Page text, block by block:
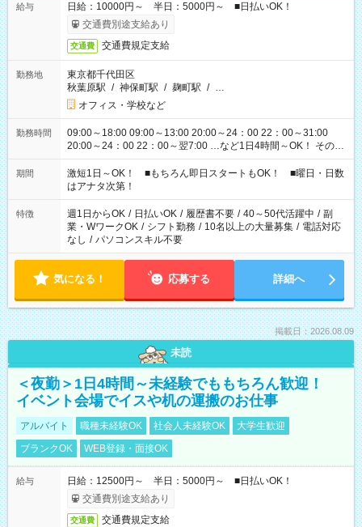
給与
日給：10000円～ 半日：5000円～ ■日払いOK！
交通費別途支給あり
交通費 交通費規定支給
勤務地
東京都千代田区
秋葉原駅 / 神保町駅 / 麹町駅 / …
オフィス・学校など
勤務時間
09:00～18:00 09:00～13:00 20:00～24：00 22：00～31:00
20:00～24：00 22：00～翌7:00 …など1日4時間～OK！ その他
シフトもございます！ お気軽にご相談ください！
期間
激短1日～OK！ ■もちろん即日スタートもOK！ ■曜日・日数
はアナタ次第！
特徴 週1日からOK / 日払いOK / 履歴書不要 / 40～50代活躍中 / 副
業・WワークOK / シフト勤務 / 10名以上の大量募集 / 電話対応
なし / パソコンスキル不要
気になる！ 応募する 詳細へ
掲載日：2026.08.09
未読
＜夜勤＞1日4時間～未経験でももちろん歓迎！
イベント会場でイスや机の運搬のお仕事
アルバイト 職種未経験OK 社会人未経験OK
大学生歓迎
ブランクOK
WEB登録・面接OK
給与
日給：12500円～ 半日：5000円～ ■日払いOK！
交通費別途支給あり
交通費 交通費規定支給